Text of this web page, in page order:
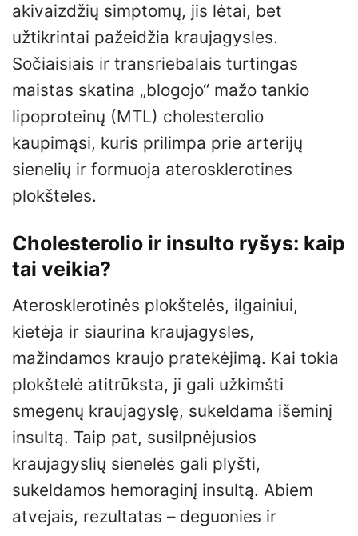
akivaizdžių simptomų, jis lėtai, bet
užtikrintai pažeidžia kraujagysles.
Sočiaisiais ir transriebalais turtingas
maistas skatina „blogojo“ mažo tankio
lipoproteinų (MTL) cholesterolio
kaupimąsi, kuris prilimpa prie arterijų
sienelių ir formuoja aterosklerotines
plokšteles.
Cholesterolio ir insulto ryšys: kaip
tai veikia?
Aterosklerotinės plokštelės, ilgainiui,
kietėja ir siaurina kraujagysles,
mažindamos kraujo pratekėjimą. Kai tokia
plokštelė atitrūksta, ji gali užkimšti
smegenų kraujagyslę, sukeldama išeminį
insultą. Taip pat, susilpnėjusios
kraujagyslių sienelės gali plyšti,
sukeldamos hemoraginį insultą. Abiem
atvejais, rezultatas – deguonies ir